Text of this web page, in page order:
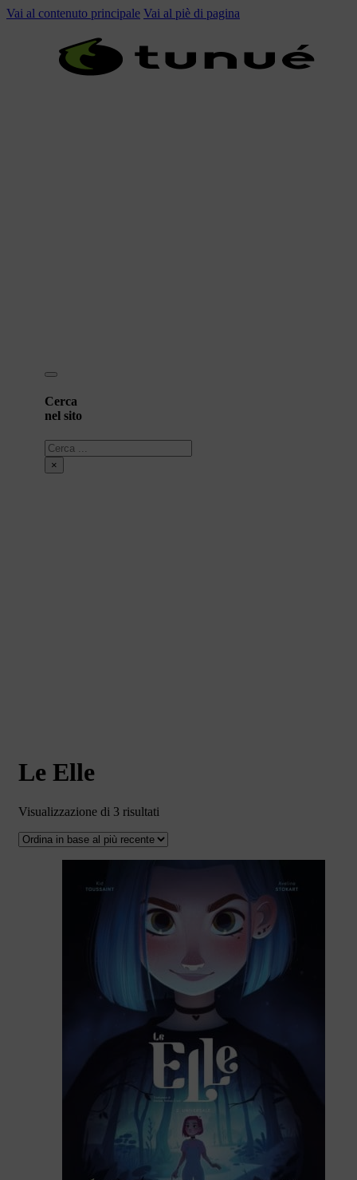
Vai al contenuto principale Vai al piè di pagina
Cerca
nel sito
Cerca
×
Le Elle
Visualizzazione di 3 risultati
base